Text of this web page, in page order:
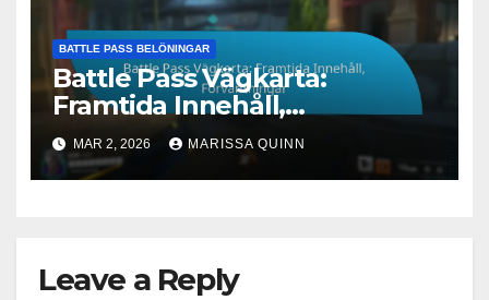
BATTLE PASS BELÖNINGAR
Battle Pass Vägkarta:
Framtida Innehåll,
Förväntningar
MAR 2, 2026 MARISSA QUINN
Leave a Reply